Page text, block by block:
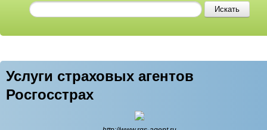
Услуги страховых агентов
Росгосстрах